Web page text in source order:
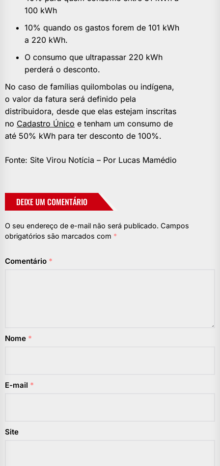
100 kWh
10% quando os gastos forem de 101 kWh
a 220 kWh.
O consumo que ultrapassar 220 kWh
perderá o desconto.
No caso de famílias quilombolas ou indígena,
o valor da fatura será definido pela
distribuidora, desde que elas estejam inscritas
no Cadastro Único e tenham um consumo de
até 50% kWh para ter desconto de 100%.
Fonte: Site Virou Notícia – Por Lucas Mamédio
DEIXE UM COMENTÁRIO
O seu endereço de e-mail não será publicado. Campos
obrigatórios são marcados com *
Comentário *
Nome *
E-mail *
Site